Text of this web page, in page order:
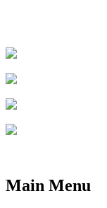
Main Menu